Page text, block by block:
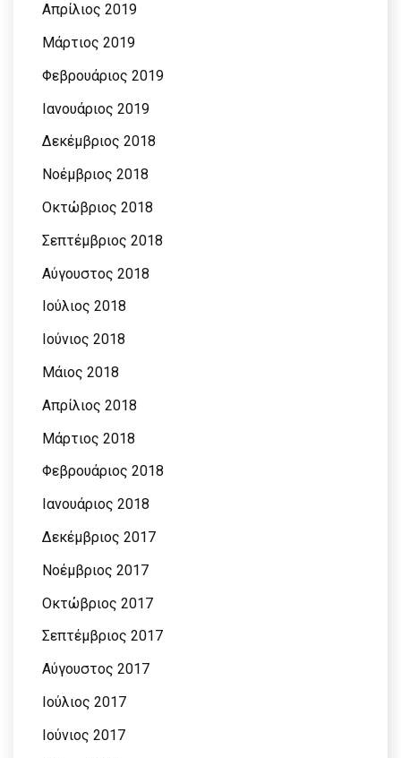
Απρίλιος 2019
Μάρτιος 2019
Φεβρουάριος 2019
Ιανουάριος 2019
Δεκέμβριος 2018
Νοέμβριος 2018
Οκτώβριος 2018
Σεπτέμβριος 2018
Αύγουστος 2018
Ιούλιος 2018
Ιούνιος 2018
Μάιος 2018
Απρίλιος 2018
Μάρτιος 2018
Φεβρουάριος 2018
Ιανουάριος 2018
Δεκέμβριος 2017
Νοέμβριος 2017
Οκτώβριος 2017
Σεπτέμβριος 2017
Αύγουστος 2017
Ιούλιος 2017
Ιούνιος 2017